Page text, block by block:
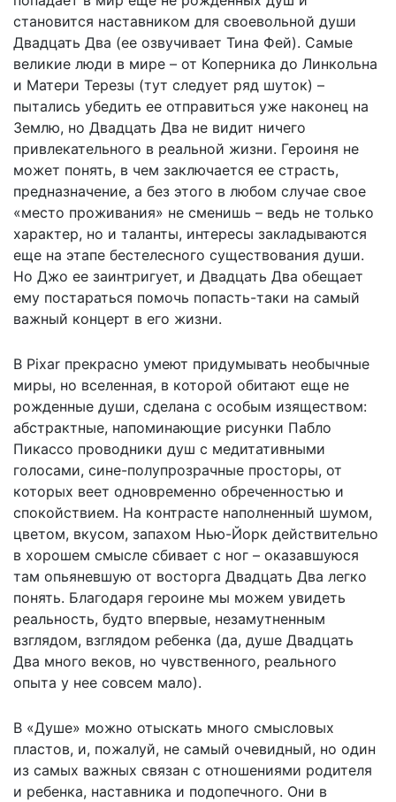
становится наставником для своевольной души
Двадцать Два (ее озвучивает Тина Фей). Самые
великие люди в мире – от Коперника до Линкольна
и Матери Терезы (тут следует ряд шуток) –
пытались убедить ее отправиться уже наконец на
Землю, но Двадцать Два не видит ничего
привлекательного в реальной жизни. Героиня не
может понять, в чем заключается ее страсть,
предназначение, а без этого в любом случае свое
«место проживания» не сменишь – ведь не только
характер, но и таланты, интересы закладываются
еще на этапе бестелесного существования души.
Но Джо ее заинтригует, и Двадцать Два обещает
ему постараться помочь попасть-таки на самый
важный концерт в его жизни.
В Pixar прекрасно умеют придумывать необычные
миры, но вселенная, в которой обитают еще не
рожденные души, сделана с особым изяществом:
абстрактные, напоминающие рисунки Пабло
Пикассо проводники душ с медитативными
голосами, сине-полупрозрачные просторы, от
которых веет одновременно обреченностью и
спокойствием. На контрасте наполненный шумом,
цветом, вкусом, запахом Нью-Йорк действительно
в хорошем смысле сбивает с ног – оказавшуюся
там опьяневшую от восторга Двадцать Два легко
понять. Благодаря героине мы можем увидеть
реальность, будто впервые, незамутненным
взглядом, взглядом ребенка (да, душе Двадцать
Два много веков, но чувственного, реального
опыта у нее совсем мало).
В «Душе» можно отыскать много смысловых
пластов, и, пожалуй, не самый очевидный, но один
из самых важных связан с отношениями родителя
и ребенка, наставника и подопечного. Они в